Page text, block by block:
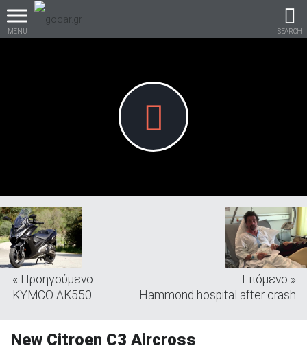
MENU SEARCH
Βρες τα πάντα για το
αυτοκίνητο!
Καινούρια
« Προηγούμενο
KYMCO AK550
Επόμενο »
Hammond hospital after crash
New Citroen C3 Aircross